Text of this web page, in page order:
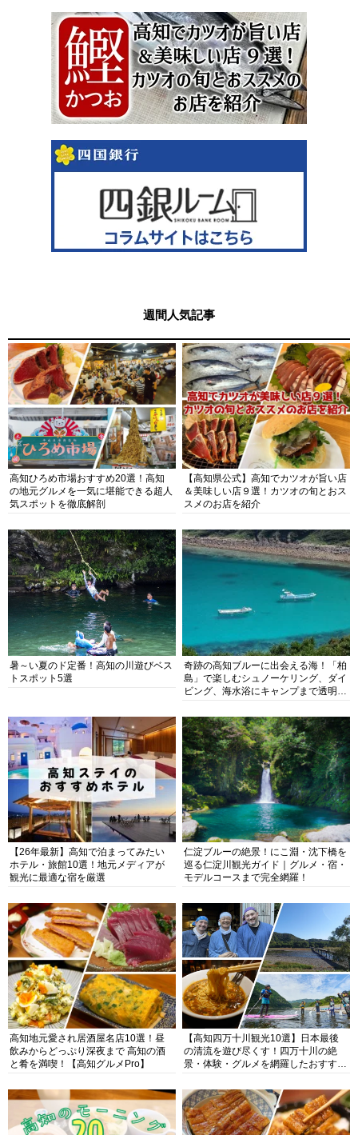
週間人気記事
高知ひろめ市場おすすめ20選！高知
の地元グルメを一気に堪能できる超人
気スポットを徹底解剖
【高知県公式】高知でカツオが旨い店
＆美味しい店９選！カツオの旬とおス
スメのお店を紹介
暑～い夏のド定番！高知の川遊びベス
トスポット5選
奇跡の高知ブルーに出会える海！「柏
島」で楽しむシュノーケリング、ダイ
ビング、海水浴にキャンプまで透明度
【26年最新】高知で泊まってみたい
ホテル・旅館10選！地元メディアが
観光に最適な宿を厳選
仁淀ブルーの絶景！にこ淵・沈下橋を
巡る仁淀川観光ガイド｜グルメ・宿・
モデルコースまで完全網羅！
高知地元愛され居酒屋名店10選！昼
飲みからどっぷり深夜まで 高知の酒
と肴を満喫！【高知グルメPro】
【高知四万十川観光10選】日本最後
の清流を遊び尽くす！四万十川の絶
景・体験・グルメを網羅したおすすめ